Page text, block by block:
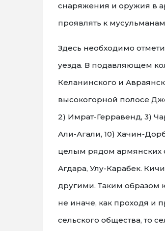
снаряжения и оружия в
проявлять к
Здесь необходимо
уезда. В подавляющем
Келанинского и
высокогорной полосе
2) Имрат-Герравенд, 3)
Али-Агали, 10) Хачин-
целым рядом армянских
Агдара, Улу-Карабек.
другими. Таким образом
не иначе, как проходя и
сельского общества, то